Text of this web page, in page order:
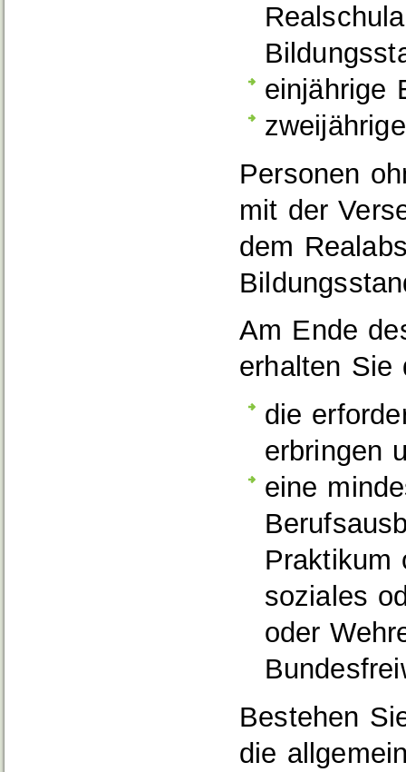
einjährige
Personen
mit der
dem
Am Ende
erhalten Sie
die
erbringen
eine
Praktikum
soziales
oder
Bestehen
die